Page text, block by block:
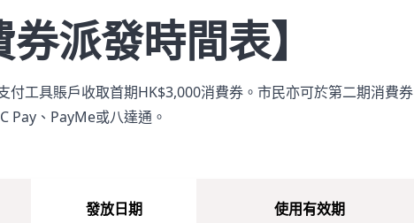
派發時間表】
工具賬戶收取首期HK$3,000消費券。市民亦可於第二期消費券
Pay、PayMe或八達通。
發放日期 使用有效期